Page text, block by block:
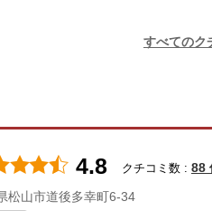
すべてのク
4.8 クチコミ数 : 88
松山市道後多幸町6-34